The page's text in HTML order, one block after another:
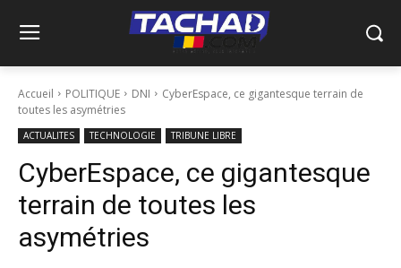
Accueil POLITIQUE DNI
CyberEspace, ce gigantesque terrain de
toutes les asymétries
ACTUALITES TECHNOLOGIE TRIBUNE LIBRE
CyberEspace, ce gigantesque
terrain de toutes les
asymétries